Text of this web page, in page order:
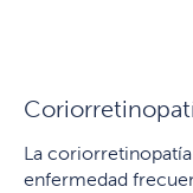
La
enfermedad